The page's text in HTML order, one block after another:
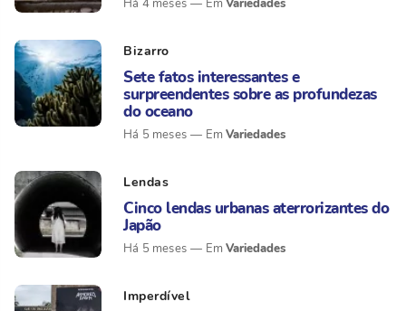
Há 4 meses Variedades
Bizarro
Sete fatos interessantes e
surpreendentes sobre as profundezas
do oceano
Há 5 meses Variedades
Lendas
Cinco lendas urbanas aterrorizantes do
Japão
Há 5 meses Variedades
Imperdível